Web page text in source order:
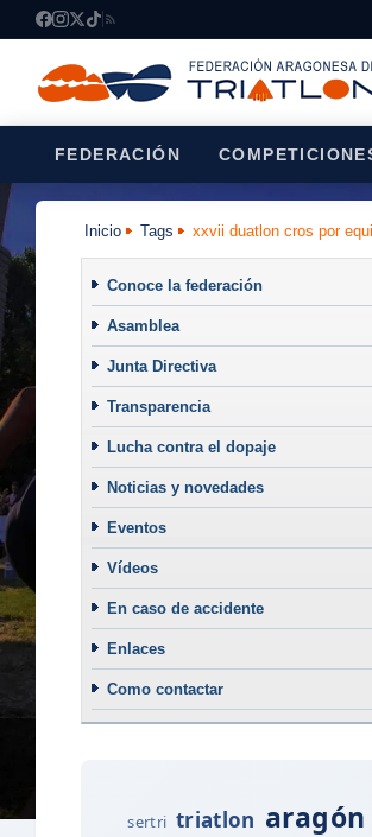
FEDERACIÓN
Inicio Tags
xxvii duatlon cros por
Conoce la federación
Asamblea
Junta Directiva
Transparencia
Lucha contra el dopaje
Noticias y novedades
Eventos
Vídeos
En caso de accidente
Enlaces
Como contactar
sertri triatlon aragón